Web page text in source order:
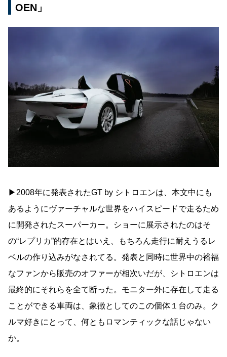
OEN」
▶︎2008年に発表されたGT by シトロエンは、本文中にも
あるようにヴァーチャルな世界をハイスピードで走るため
に開発されたスーパーカー。ショーに展示されたのはそ
の“レプリカ”的存在とはいえ、もちろん走行に耐えうるレ
ベルの作り込みがなされてる。発表と同時に世界中の裕福
なファンから販売のオファーが相次いだが、シトロエンは
最終的にそれらを全て断った。モニター外に存在して走る
ことができる車両は、象徴としてのこの個体１台のみ。ク
ルマ好きにとって、何ともロマンティックな話じゃない
か。